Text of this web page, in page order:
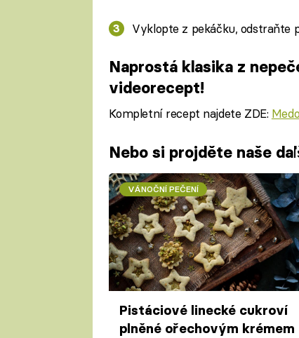
Vyklopte z pekáčku, odstraňte
Naprostá klasika z
videorecept!
Kompletní recept najdete ZDE:
Nebo si projděte naše
VÁNOČNÍ PEČENÍ
Pistáciové linecké cukroví
plněné ořechovým krémem